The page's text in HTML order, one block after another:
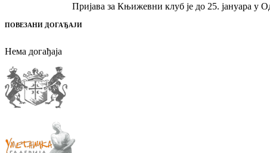
Пријава за Књижевни клуб је до 25. јануара у
ПОВЕЗАНИ ДОГАЂАЈИ
Нема догађаја